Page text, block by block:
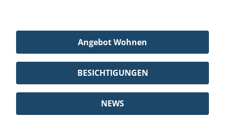
Angebot Wohnen
BESICHTIGUNGEN
NEWS